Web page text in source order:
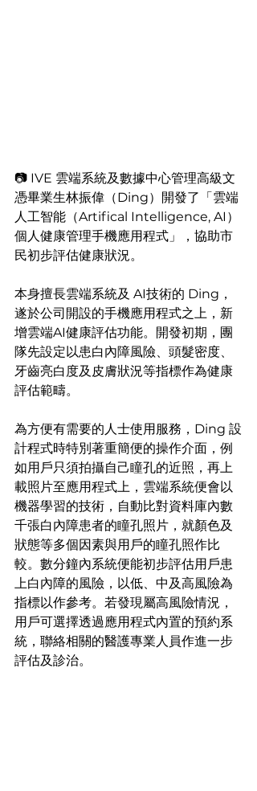
📷 IVE 雲端系統及數據中心管理高級文
憑畢業生林振偉（Ding）開發了「雲端
人工智能（Artifical Intelligence, AI）
個人健康管理手機應用程式」，協助市
民初步評估健康狀況。
本身擅長雲端系統及 AI技術的 Ding，
遂於公司開設的手機應用程式之上，新
增雲端AI健康評估功能。開發初期，團
隊先設定以患白內障風險、頭髮密度、
牙齒亮白度及皮膚狀況等指標作為健康
評估範疇。
為方便有需要的人士使用服務，Ding 設
計程式時特別著重簡便的操作介面，例
如用戶只須拍攝自己瞳孔的近照，再上
載照片至應用程式上，雲端系統便會以
機器學習的技術，自動比對資料庫內數
千張白內障患者的瞳孔照片，就顏色及
狀態等多個因素與用戶的瞳孔照作比
較。數分鐘內系統便能初步評估用戶患
上白內障的風險，以低、中及高風險為
指標以作參考。若發現屬高風險情況，
用戶可選擇透過應用程式內置的預約系
統，聯絡相關的醫護專業人員作進一步
評估及診治。